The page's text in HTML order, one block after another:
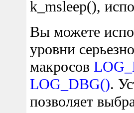
k_msleep(),
Вы можете
уровни
макросов
LOG_DBG().
позволяет